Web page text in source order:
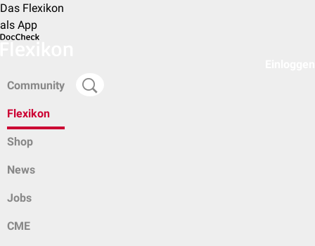
Das Flexikon
als App
Community
Flexikon
Shop
News
Jobs
CME